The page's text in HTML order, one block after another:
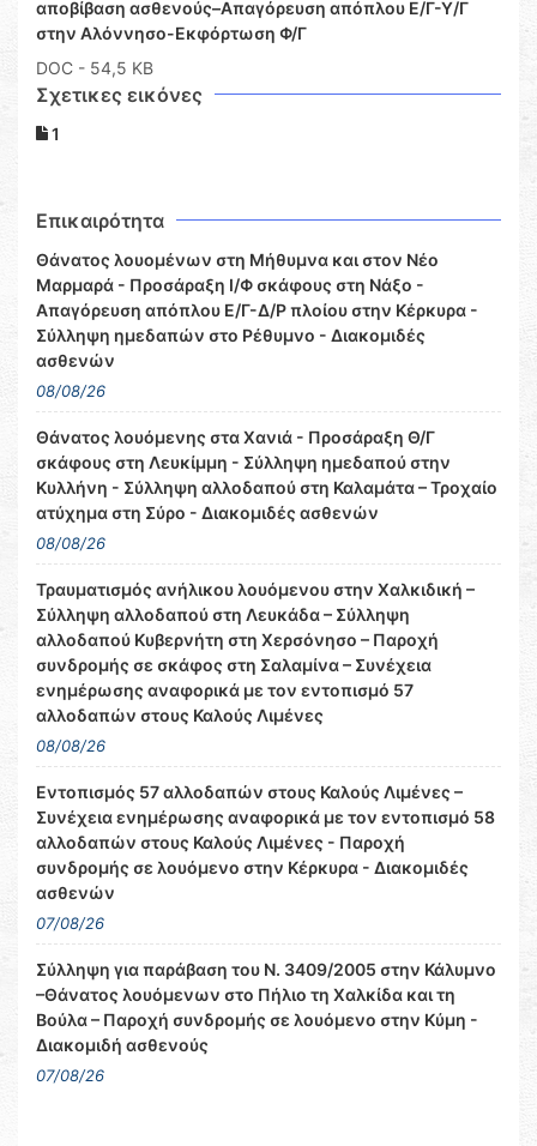
αποβίβαση ασθενούς–Απαγόρευση απόπλου Ε/Γ-Υ/Γ
στην Αλόννησο-Εκφόρτωση Φ/Γ
DOC - 54,5 KB
Σχετικες εικόνες
1
Επικαιρότητα
Θάνατος λουομένων στη Μήθυμνα και στον Νέο
Μαρμαρά - Προσάραξη Ι/Φ σκάφους στη Νάξο -
Απαγόρευση απόπλου Ε/Γ-Δ/Ρ πλοίου στην Κέρκυρα -
Σύλληψη ημεδαπών στο Ρέθυμνο - Διακομιδές
ασθενών
08/08/26
Θάνατος λουόμενης στα Χανιά - Προσάραξη Θ/Γ
σκάφους στη Λευκίμμη - Σύλληψη ημεδαπού στην
Κυλλήνη - Σύλληψη αλλοδαπού στη Καλαμάτα – Τροχαίο
ατύχημα στη Σύρο - Διακομιδές ασθενών
08/08/26
Τραυματισμός ανήλικου λουόμενου στην Χαλκιδική –
Σύλληψη αλλοδαπού στη Λευκάδα – Σύλληψη
αλλοδαπού Κυβερνήτη στη Χερσόνησο – Παροχή
συνδρομής σε σκάφος στη Σαλαμίνα – Συνέχεια
ενημέρωσης αναφορικά με τον εντοπισμό 57
αλλοδαπών στους Καλούς Λιμένες
08/08/26
Εντοπισμός 57 αλλοδαπών στους Καλούς Λιμένες –
Συνέχεια ενημέρωσης αναφορικά με τον εντοπισμό 58
αλλοδαπών στους Καλούς Λιμένες - Παροχή
συνδρομής σε λουόμενο στην Κέρκυρα - Διακομιδές
ασθενών
07/08/26
Σύλληψη για παράβαση του Ν. 3409/2005 στην Κάλυμνο
–Θάνατος λουόμενων στο Πήλιο τη Χαλκίδα και τη
Βούλα – Παροχή συνδρομής σε λουόμενο στην Κύμη -
Διακομιδή ασθενούς
07/08/26